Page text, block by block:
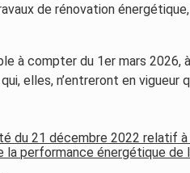
de rénovation
à compter du 1er mars 2026,
elles, n’entreront en vigueur
du 21 décembre 2022 relatif à
la performance énergétique de